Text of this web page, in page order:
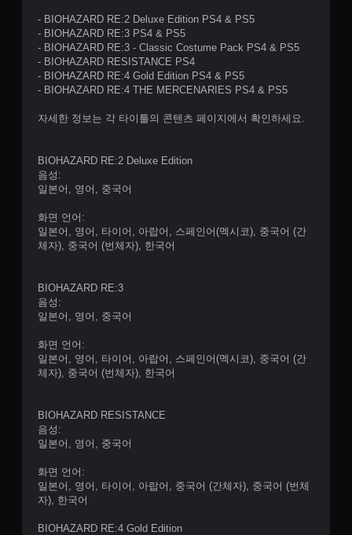
- BIOHAZARD RE:2 Deluxe Edition PS4 & PS5
- BIOHAZARD RE:3 PS4 & PS5
- BIOHAZARD RE:3 - Classic Costume Pack PS4 & PS5
- BIOHAZARD RESISTANCE PS4
- BIOHAZARD RE:4 Gold Edition PS4 & PS5
- BIOHAZARD RE:4 THE MERCENARIES PS4 & PS5
자세한 정보는 각 타이틀의 콘텐츠 페이지에서 확인하세요.
BIOHAZARD RE:2 Deluxe Edition
음성:
일본어, 영어, 중국어
화면 언어:
일본어, 영어, 타이어, 아랍어, 스페인어(멕시코), 중국어 (간
체자), 중국어 (번체자), 한국어
BIOHAZARD RE:3
음성:
일본어, 영어, 중국어
화면 언어:
일본어, 영어, 타이어, 아랍어, 스페인어(멕시코), 중국어 (간
체자), 중국어 (번체자), 한국어
BIOHAZARD RESISTANCE
음성:
일본어, 영어, 중국어
화면 언어:
일본어, 영어, 타이어, 아랍어, 중국어 (간체자), 중국어 (번체
자), 한국어
BIOHAZARD RE:4 Gold Edition